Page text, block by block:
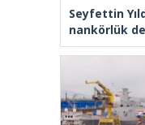
Seyfettin
nankörlük